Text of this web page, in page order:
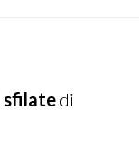
sfilatedi